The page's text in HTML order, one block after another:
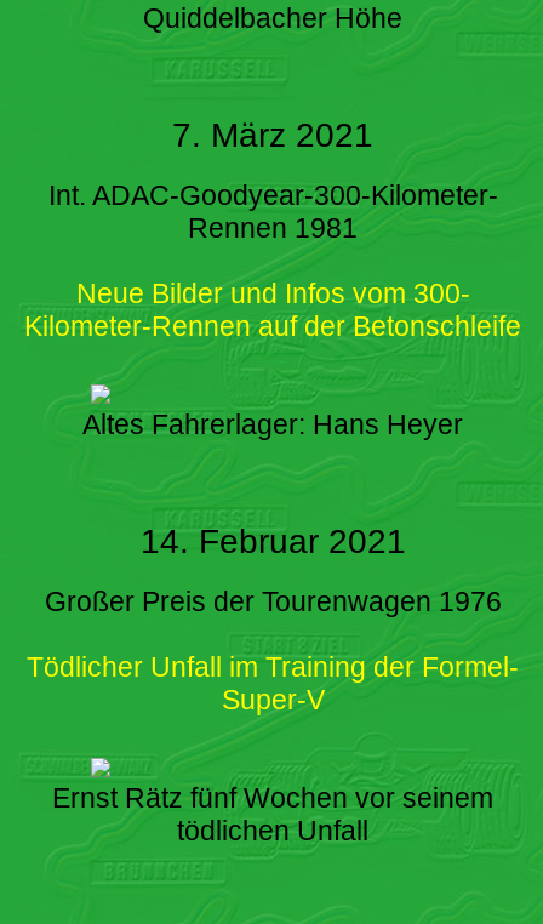
Quiddelbacher Höhe
7. März 2021
Int. ADAC-Goodyear-300-Kilometer-
Rennen 1981
Neue Bilder und Infos vom 300-
Kilometer-Rennen auf der Betonschleife
Altes Fahrerlager: Hans Heyer
14. Februar 2021
Großer Preis der Tourenwagen 1976
Tödlicher Unfall im Training der Formel-
Super-V
Ernst Rätz fünf Wochen vor seinem
tödlichen Unfall